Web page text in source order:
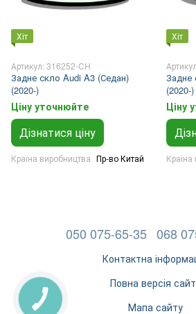
Хіт
Артикул: 316252-CH
Задне скло Audi A3 (Седан)
(2020-)
Ціну уточнюйте
Дізнатися ціну
Країна виробництва Пр-во Китай
Хіт
Задне
(2020-)
Ціну
050 075-65-35 068
Контактна
Повна версія
Мапа сайту